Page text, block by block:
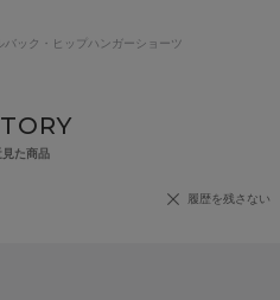
バック・ヒップハンガーショーツ
見た商品
履歴を残さない